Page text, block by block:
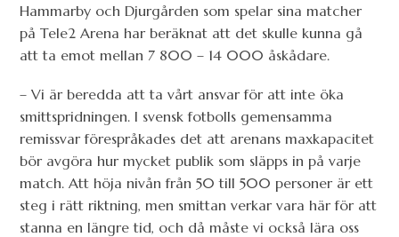
Hammarby och Djurgården som spelar sina matcher
på Tele2 Arena har beräknat att det skulle kunna gå
att ta emot mellan 7 800 – 14 000 åskådare.
– Vi är beredda att ta vårt ansvar för att inte öka
smittspridningen. I svensk fotbolls gemensamma
remissvar förespråkades det att arenans maxkapacitet
bör avgöra hur mycket publik som släpps in på varje
match. Att höja nivån från 50 till 500 personer är ett
steg i rätt riktning, men smittan verkar vara här för att
stanna en längre tid, och då måste vi också lära oss